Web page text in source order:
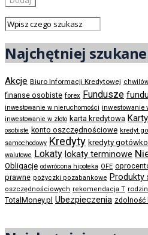
Najchętniej szukane
Akcje Biuro Informacji Kredytowej
finanse osobiste forex Fundusze
inwestowanie w nieruchomości inwestowanie
inwestowanie w złoto karta kredytowa Karty
osobiste konto oszczędnościowe kredyt
samochodowy Kredyty kredyty
walutowe Lokaty lokaty terminowe
Obligacje odwrócona hipoteka OFE
prawne pożyczki pozabankowe Produkty
oszczędnościowych rekomendacja T
TotalMoney.pl Ubezpieczenia zdolność